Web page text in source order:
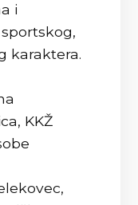
i
karaktera.
KKŽ